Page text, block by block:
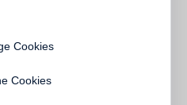
Cookies
Cookies